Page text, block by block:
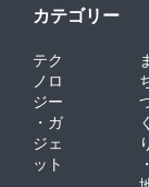
カテゴリー
テク
ノロ
ジー
・ガ
ジェ
ット
く
・